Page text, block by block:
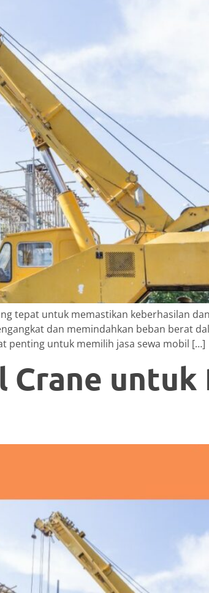
tepat untuk memastikan keberhasilan
dan memindahkan beban berat
penting untuk memilih jasa sewa mobil […]
Crane untuk